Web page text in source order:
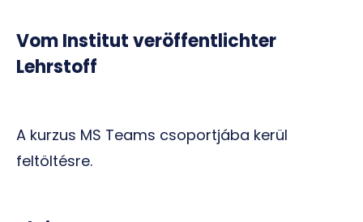
Vom Institut veröffentlichter
Lehrstoff
A kurzus MS Teams csoportjába kerül
feltöltésre.